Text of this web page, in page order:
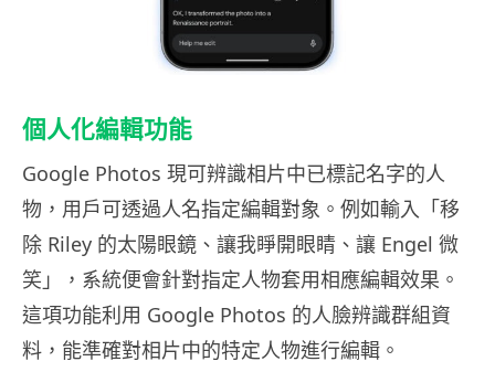
個人化編輯功能
Google Photos 現可辨識相片中已標記名字的人
物，用戶可透過人名指定編輯對象。例如輸入「移
除 Riley 的太陽眼鏡、讓我睜開眼睛、讓 Engel 微
笑」，系統便會針對指定人物套用相應編輯效果。
這項功能利用 Google Photos 的人臉辨識群組資
料，能準確對相片中的特定人物進行編輯。